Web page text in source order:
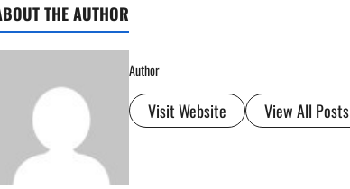
THE AUTHOR
Author
Visit Website View All Posts